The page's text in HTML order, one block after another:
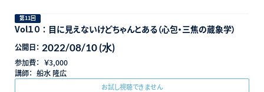
第11回
Vol１０ ： 目に見えないけどちゃんとある（心包・三焦の蔵象学）
公開日： 2022/08/10 (水)
参加費： ￥3,000
講師： 船水 隆広
お試し視聴できません